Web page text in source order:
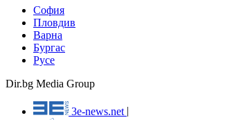
София
Пловдив
Варна
Бургас
Русе
Dir.bg Media Group
3e-news.net